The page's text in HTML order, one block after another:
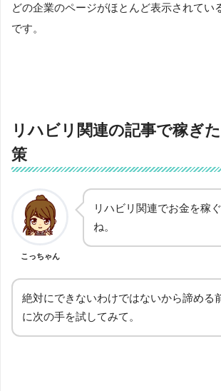
どの企業のページがほとんど表示されてい
です。
リハビリ関連の記事で稼ぎ
策
こっちゃん
リハビリ関連でお金を稼
ね。
絶対にできないわけではないから諦める
に次の手を試してみて。